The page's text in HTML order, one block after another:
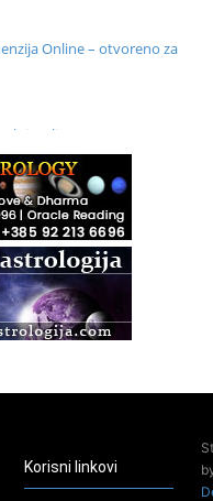
Online – otvoreno za
i Online
(Basic Pranic
i Akaša zapisa
Korisni linkovi